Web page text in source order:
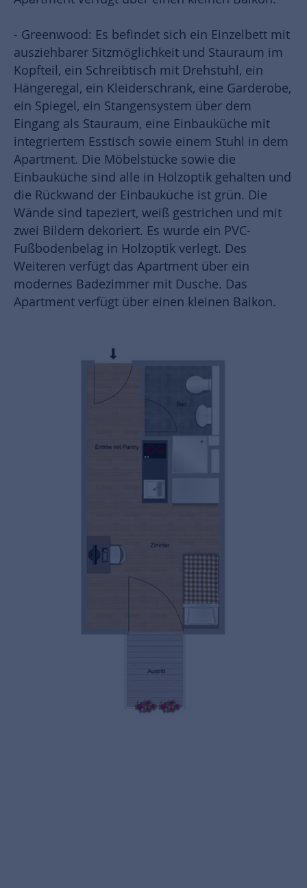
- Greenwood: Es befindet sich ein Einzelbett mit
ausziehbarer Sitzmöglichkeit und Stauraum im
Kopfteil, ein Schreibtisch mit Drehstuhl, ein
Hängeregal, ein Kleiderschrank, eine Garderobe,
ein Spiegel, ein Stangensystem über dem
Eingang als Stauraum, eine Einbauküche mit
integriertem Esstisch sowie einem Stuhl in dem
Apartment. Die Möbelstücke sowie die
Einbauküche sind alle in Holzoptik gehalten und
die Rückwand der Einbauküche ist grün. Die
Wände sind tapeziert, weiß gestrichen und mit
zwei Bildern dekoriert. Es wurde ein PVC-
Fußbodenbelag in Holzoptik verlegt. Des
Weiteren verfügt das Apartment über ein
modernes Badezimmer mit Dusche. Das
Apartment verfügt über einen kleinen Balkon.